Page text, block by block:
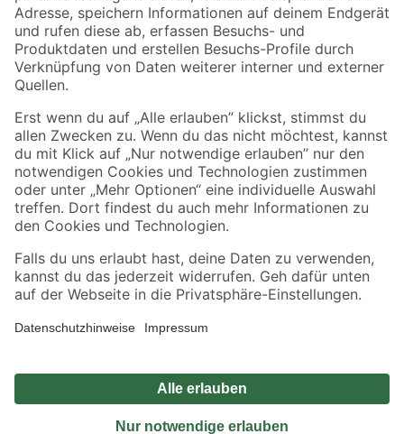
Zahlungsarten Versandarten
Sicher einkaufen
Jetzt die toom-App herunterladen
Alle Preisangaben in EUR inkl. gesetzl. MwSt.. Die dargestellten Angebote sind unter
Umständen nicht in allen Märkten verfügbar. Die angegebenen Verfügbarkeiten beziehen
Produkte nur solange der Vorrat reicht.
*Paketversand ab 59 € versandkostenfrei, gilt nicht für Artikel mit Speditionsversand, hier
Privatsphäre Impressum
Nutzungsbedingungen
Widerrufsrecht
Vertrag widerrufen